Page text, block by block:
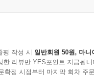
평 작성 시 일반회원 50원, 마니
한 리뷰만 YES포인트 지급됩니
확정 시점부터 마지막 회차 주